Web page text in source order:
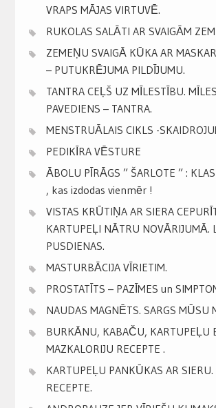
VRAPS MĀJAS VIRTUVĒ.
RUKOLAS SALĀTI AR SVAIGĀM
ZEMEŅU SVAIGĀ KŪKA AR
– PUTUKRĒJUMA PILDĪJUMU.
TANTRA CEĻŠ UZ MĪLESTĪBU.
PAVEDIENS – TANTRA.
MENSTRUĀLAIS CIKLS -
PEDIKĪRA VĒSTURE
ĀBOLU PĪRĀGS ” ŠARLOTE ” :
, kas izdodas vienmēr !
VISTAS KRŪTIŅA AR SIERA
KARTUPEĻI NĀTRU NOVĀRIJUMĀ.
PUSDIENAS.
MASTURBĀCIJA VĪRIETIM.
PROSTATĪTS – PAZĪMES un
NAUDAS MAGNĒTS. SARGS MŪSU
BURKĀNU, KABAČU, KARTUPEĻU
MAZKALORIJU RECEPTE .
KARTUPEĻU PANKŪKAS AR
RECEPTE.